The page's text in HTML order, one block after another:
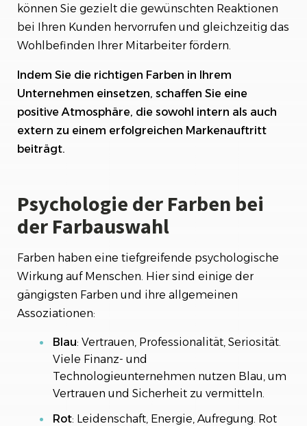
können Sie gezielt die gewünschten Reaktionen
bei Ihren Kunden hervorrufen und gleichzeitig das
Wohlbefinden Ihrer Mitarbeiter fördern.
Indem Sie die richtigen Farben in Ihrem
Unternehmen einsetzen, schaffen Sie eine
positive Atmosphäre, die sowohl intern als auch
extern zu einem erfolgreichen Markenauftritt
beiträgt.
Psychologie der Farben bei
der Farbauswahl
Farben haben eine tiefgreifende psychologische
Wirkung auf Menschen. Hier sind einige der
gängigsten Farben und ihre allgemeinen
Assoziationen:
Blau: Vertrauen, Professionalität, Seriosität.
Viele Finanz- und
Technologieunternehmen nutzen Blau, um
Vertrauen und Sicherheit zu vermitteln.
Rot: Leidenschaft, Energie, Aufregung. Rot